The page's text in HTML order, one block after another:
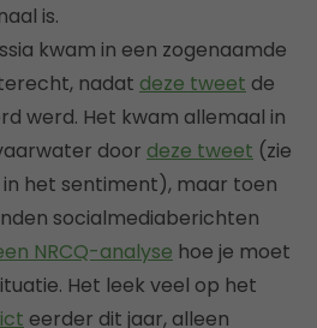
is.
kwam in een zogenaamde
nadat deze tweet de
werd. Het kwam allemaal in
door deze tweet (zie
het sentiment), maar toen
socialmediaberichten
NRCQ-analyse hoe je moet
Het leek veel op het
eerder dit jaar, alleen